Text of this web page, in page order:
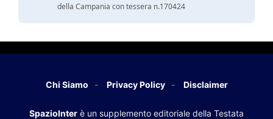
della Campania con tessera n.170424
Chi Siamo Privacy Policy Disclaimer
SpazioInter è un supplemento editoriale della Testata